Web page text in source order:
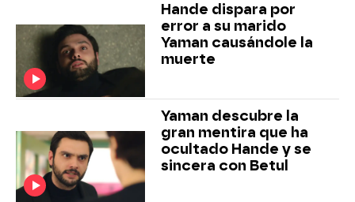
Hande dispara por
error a su marido
Yaman causándole la
muerte
Yaman descubre la
gran mentira que ha
ocultado Hande y se
sincera con Betul